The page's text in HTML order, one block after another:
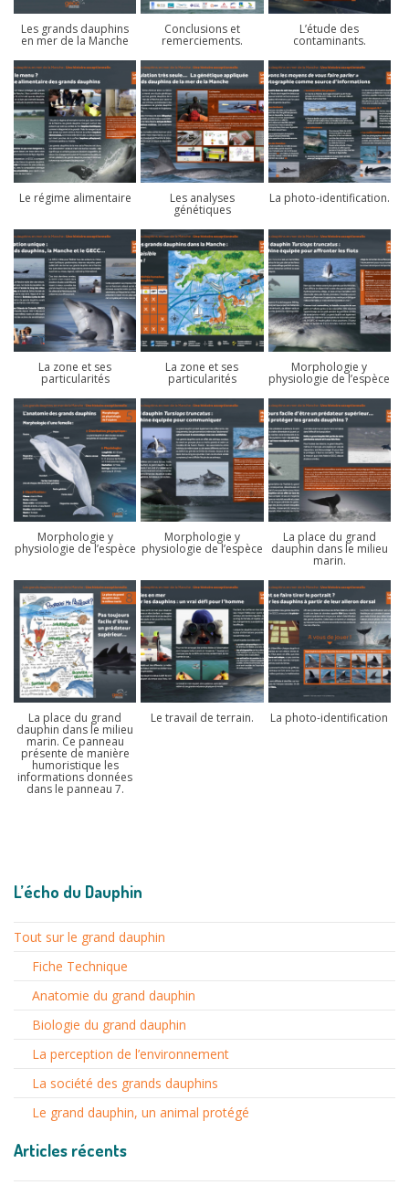
Les grands dauphins
en mer de la Manche
Conclusions et
remerciements.
L’étude des
contaminants.
Le régime alimentaire Les analyses
génétiques
La photo-identification.
La zone et ses
particularités
La zone et ses
particularités
Morphologie y
physiologie de l’espèce
Morphologie y
physiologie de l’espèce
Morphologie y
physiologie de l’espèce
La place du grand
dauphin dans le milieu
marin.
La place du grand
dauphin dans le milieu
marin. Ce panneau
présente de manière
humoristique les
informations données
dans le panneau 7.
Le travail de terrain. La photo-identification
L’écho du Dauphin
Tout sur le grand dauphin
Fiche Technique
Anatomie du grand dauphin
Biologie du grand dauphin
La perception de l’environnement
La société des grands dauphins
Le grand dauphin, un animal protégé
Articles récents